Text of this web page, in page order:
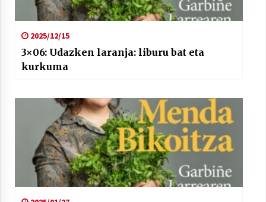
2025/12/15
3×06: Udazken laranja: liburu bat eta
kurkuma